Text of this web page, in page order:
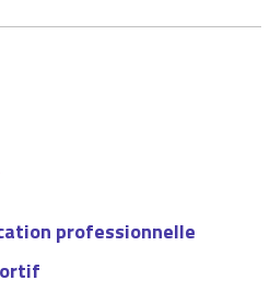
professionnelle